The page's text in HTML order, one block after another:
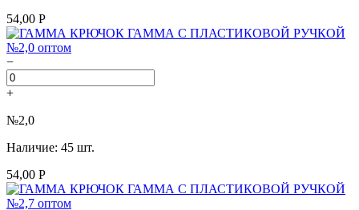
54,00 Р
−
+
№2,0
Наличие: 45 шт.
54,00 Р